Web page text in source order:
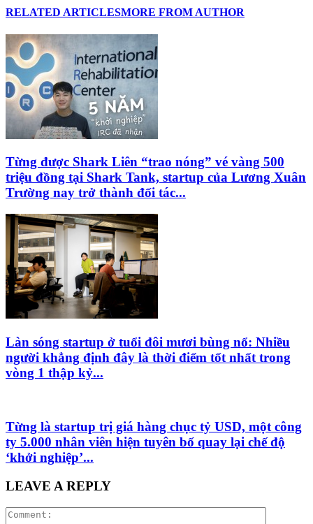
RELATED ARTICLESMORE FROM AUTHOR
Từng được Shark Liên “trao nóng” vé vàng 500
triệu đồng tại Shark Tank, startup của Lương Xuân
Trường nay trở thành đối tác...
Làn sóng startup ở tuổi đôi mươi bùng nổ: Nhiều
người khẳng định đây là thời điểm tốt nhất trong
vòng 1 thập kỷ...
Từng là startup trị giá hàng chục tỷ USD, một công
ty 5.000 nhân viên hiện tuyên bố quay lại chế độ
‘khởi nghiệp’...
LEAVE A REPLY